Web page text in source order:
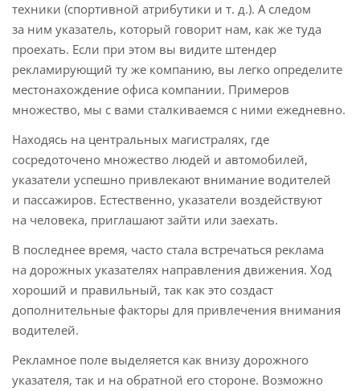
техники (спортивной атрибутики и т. д.). А следом
за ним указатель, который говорит нам, как же туда
проехать. Если при этом вы видите штендер
рекламирующий ту же компанию, вы легко определите
местонахождение офиса компании. Примеров
множество, мы с вами сталкиваемся с ними ежедневно.
Находясь на центральных магистралях, где
сосредоточено множество людей и автомобилей,
указатели успешно привлекают внимание водителей
и пассажиров. Естественно, указатели воздействуют
на человека, приглашают зайти или заехать.
В последнее время, часто стала встречаться реклама
на дорожных указателях направления движения. Ход
хороший и правильный, так как это создаст
дополнительные факторы для привлечения внимания
водителей.
Рекламное поле выделяется как внизу дорожного
указателя, так и на обратной его стороне. Возможно